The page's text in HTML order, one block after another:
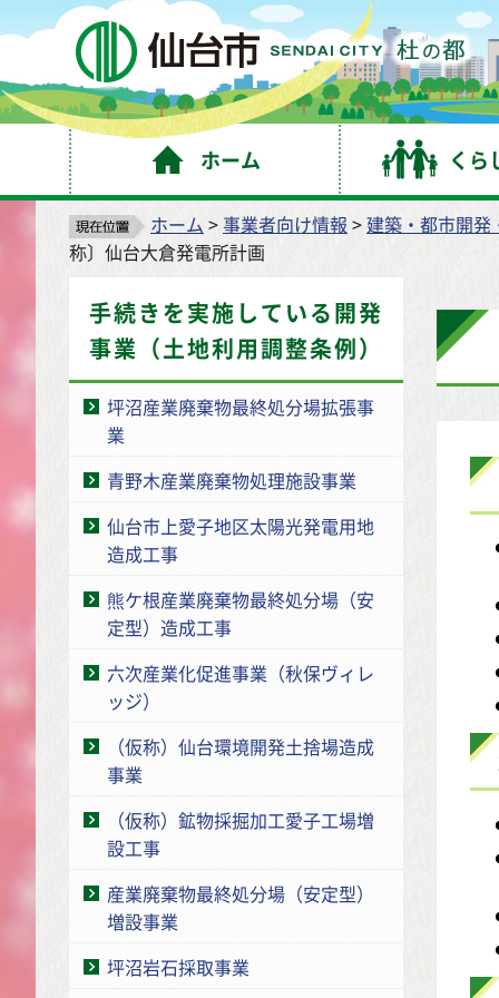
仙
ホーム くら
ホーム >事業者向け情報 >建築・都市開発
称〕仙台大倉発電所計画
手続きを実施している開発
事業（土地利用調整条例）
坪沼産業廃棄物最終処分場拡張事
業
青野木産業廃棄物処理施設事業
仙台市上愛子地区太陽光発電用地
造成工事
熊ケ根産業廃棄物最終処分場（安
定型）造成工事
六次産業化促進事業（秋保ヴィレ
ッジ）
（仮称）仙台環境開発土捨場造成
事業
（仮称）鉱物採掘加工愛子工場増
設工事
産業廃棄物最終処分場（安定型）
増設事業
坪沼岩石採取事業